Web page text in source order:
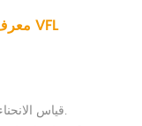
X-401L معرف الألياف الضوئية مع VFL
قياس الانحناء الكلي: يمكن اختبار 3 أنواع من الألياف.